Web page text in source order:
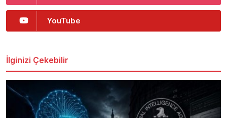
YouTube
İlginizi Çekebilir